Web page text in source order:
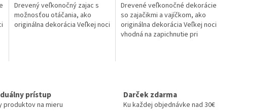
Drevený veľkonočný zajac s
možnosťou otáčania, ako
originálna dekorácia Veľkej noci
Drevené veľkonočné dekorácie
so zajačikmi a vajíčkom, ako
originálna dekorácia Veľkej noci
vhodná na zapichnutie pri
prístup
produktov na mieru
Darček zdarma
Ku každej objednávke nad 30€